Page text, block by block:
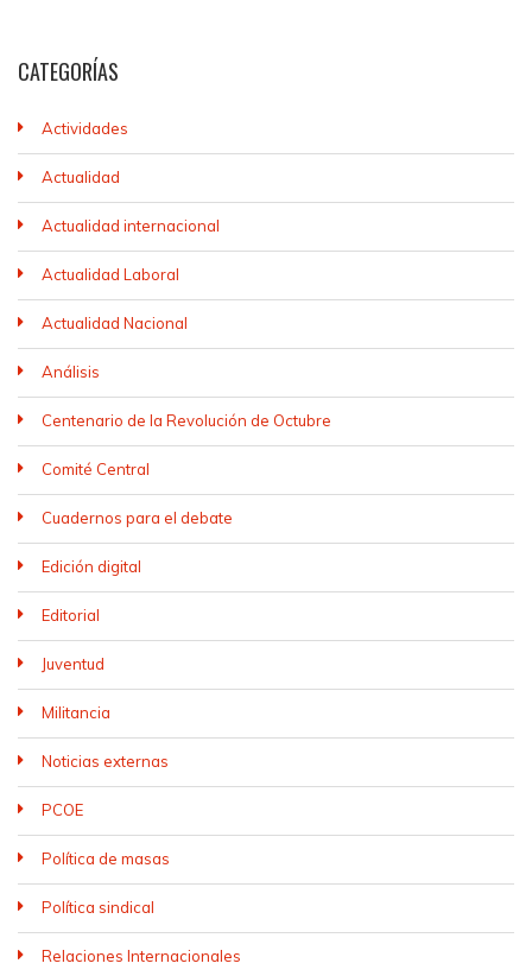
CATEGORÍAS
Actividades
Actualidad
Actualidad internacional
Actualidad Laboral
Actualidad Nacional
Análisis
Centenario de la Revolución de Octubre
Comité Central
Cuadernos para el debate
Edición digital
Editorial
Juventud
Militancia
Noticias externas
PCOE
Política de masas
Política sindical
Relaciones Internacionales